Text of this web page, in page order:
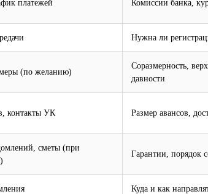
платежей Комиссии банка,
Нужна ли
(по желанию)
Соразмерность,
давности
контакты УК Размер авансов,
сметы (при
Гарантии, порядок
Куда и как